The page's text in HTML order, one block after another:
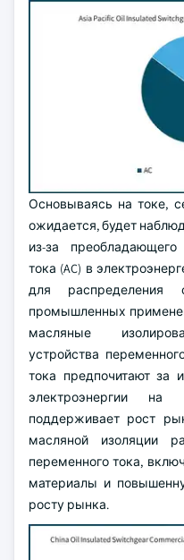
Основываясь на токе,
ожидается, будет
из-за преобладающего
тока (AC) в
для распределения
промышленных
масляные
устройства
тока предпочитают за
электроэнергии на
поддерживает рост
масляной изоляции
переменного тока,
материалы и
росту рынка.